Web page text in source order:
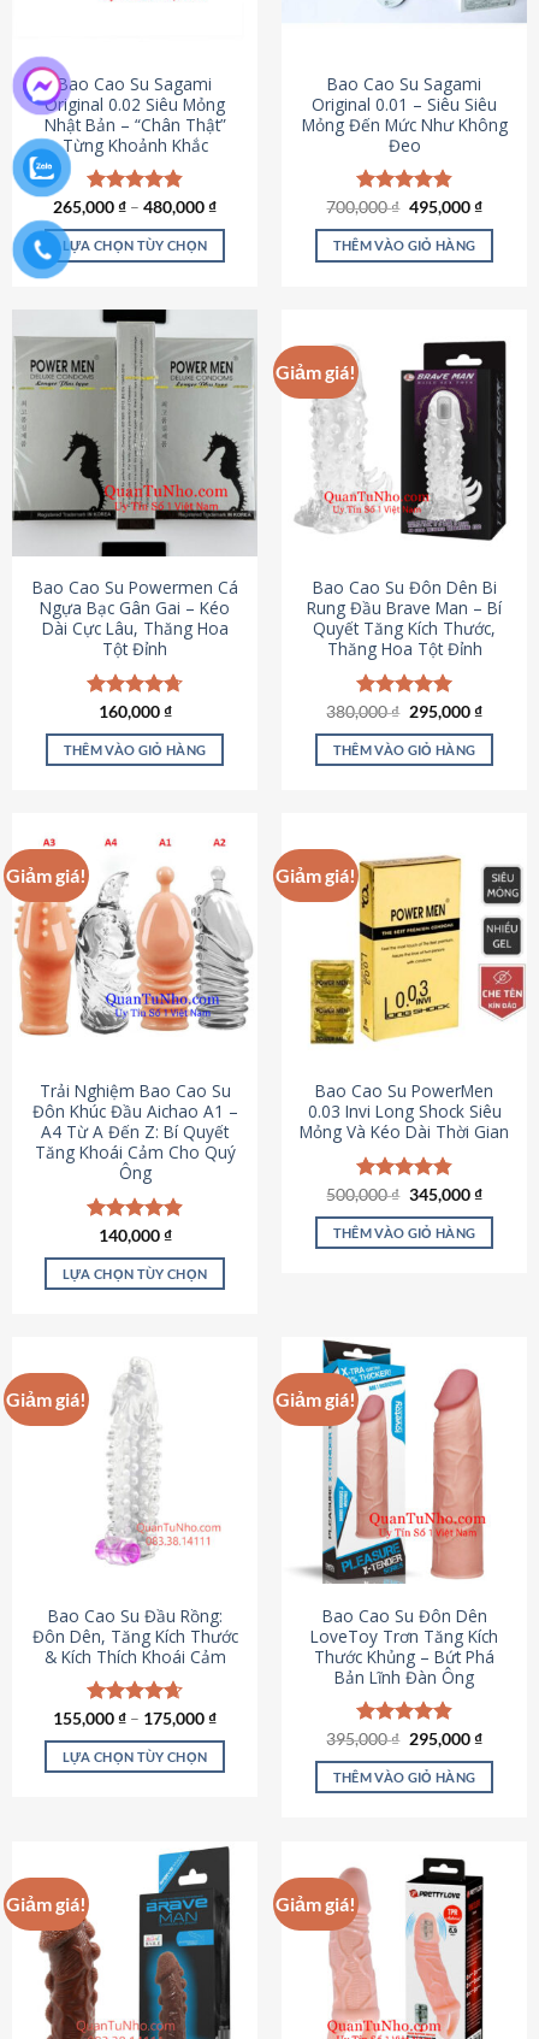
Bao Cao Su Sagami
Original 0.02 Siêu Mỏng
Nhật Bản – “Chân Thật”
Từng Khoảnh Khắc
Được xếp
hạng4.87
5 sao
265,000₫ – 480,000₫
LỰA CHỌN TÙY CHỌN
này
có
nhiều
biến
thể.
Các
tùy
chọn
có
chọn
trên
trang
sản
phẩm
Bao Cao Su Sagami
Original 0.01 – Siêu Siêu
Mỏng Đến Mức Như Không
Đeo
Được xếp
hạng4.83
5 sao
700,000₫ Giá
là:
700,000 ₫.
495,000₫Giá
tại
THÊM VÀO GIỎ HÀNG
Bao Cao Su Powermen Cá
Ngựa Bạc Gân Gai – Kéo
Dài Cực Lâu, Thăng Hoa
Tột Đỉnh
Được xếp
hạng4.73
5 sao
160,000₫
THÊM VÀO GIỎ HÀNG
Giảm giá!
Bao Cao Su Đôn Dên Bi
Rung Đầu Brave Man – Bí
Quyết Tăng Kích Thước,
Thăng Hoa Tột Đỉnh
Được xếp
hạng5.00
5 sao
380,000₫ Giá
là:
380,000 ₫.
295,000₫Giá
tại
THÊM VÀO GIỎ HÀNG
Giảm giá!
Trải Nghiệm Bao Cao Su
Đôn Khúc Đầu Aichao A1 –
A4 Từ A Đến Z: Bí Quyết
Tăng Khoái Cảm Cho Quý
Ông
Được xếp
hạng4.88
5 sao
140,000₫
LỰA CHỌN TÙY CHỌN
có
nhiều
biến
thể.
Các
tùy
chọn
có
chọn
trên
trang
sản
phẩm
Giảm giá!
Bao Cao Su PowerMen
0.03 Invi Long Shock Siêu
Mỏng Và Kéo Dài Thời Gian
Được xếp
hạng4.85
5 sao
500,000₫ Giá
là:
500,000 ₫.
345,000₫Giá
tại
THÊM VÀO GIỎ HÀNG
Giảm giá!
Bao Cao Su Đầu Rồng:
Đôn Dên, Tăng Kích Thước
& Kích Thích Khoái Cảm
Được xếp
hạng4.69
5 sao
155,000₫ – 175,000₫
LỰA CHỌN TÙY CHỌN
nhiều
biến
thể.
Các
tùy
chọn
Giảm giá!
Bao Cao Su Đôn Dên
LoveToy Trơn Tăng Kích
Thước Khủng – Bứt Phá
Bản Lĩnh Đàn Ông
Được xếp
hạng4.82
5 sao
395,000₫ Giá
là:
395,000 ₫.
295,000₫Giá
tại
THÊM VÀO GIỎ HÀNG
Giảm giá! Giảm giá!